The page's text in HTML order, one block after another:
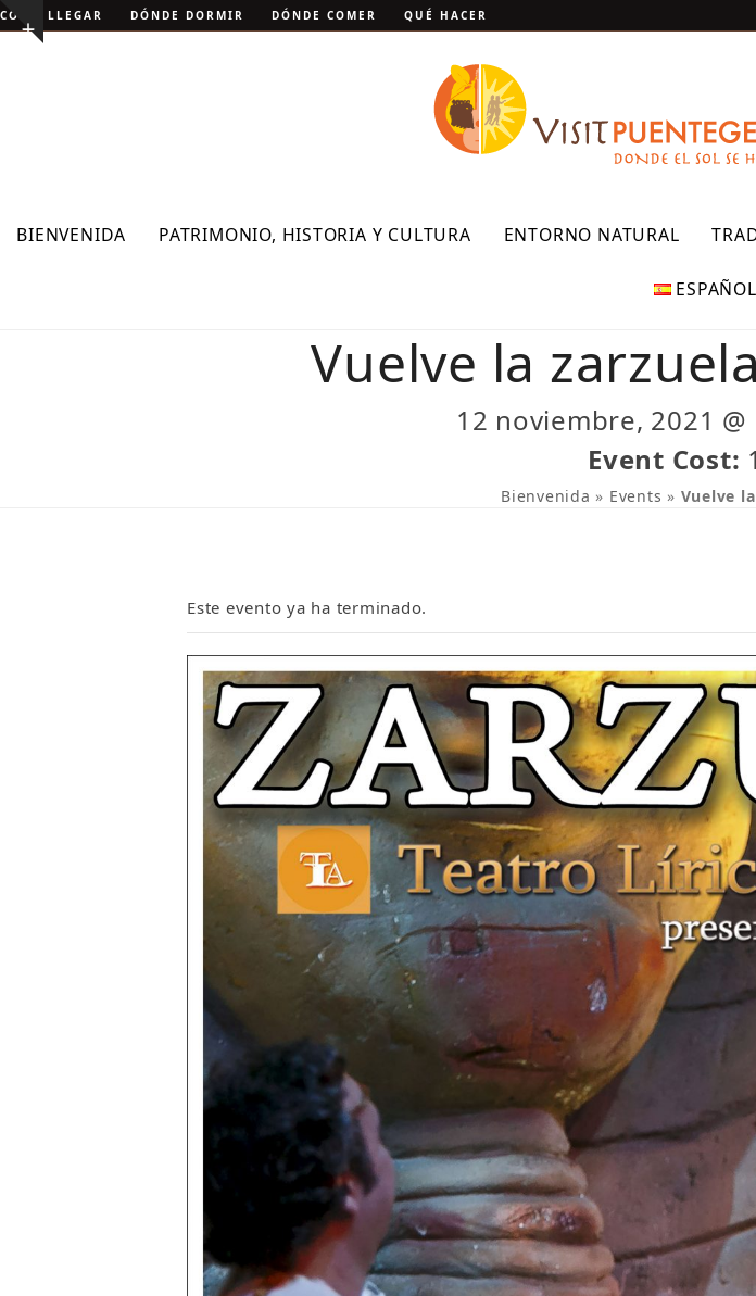
Skip
to Show
CÓMO LLEGAR DÓNDE DORMIR DÓNDE COMER QUÉ HACER
BIENVENIDA PATRIMONIO, HISTORIA Y CULTURA ENTORNO NATURAL
ESPAÑOL
Vuelve la
12 noviembre, 2021 @
Event Cost:
Bienvenida » Events » Vuelve
Este evento ya ha terminado.